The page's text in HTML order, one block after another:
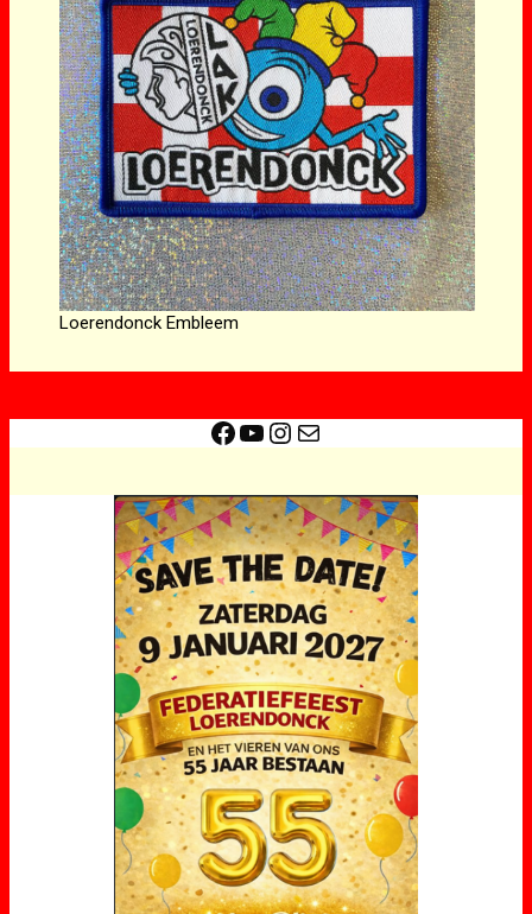
Loerendonck Embleem
Facebook
YouTube
Instagram
E-mail